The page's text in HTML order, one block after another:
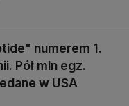
numerem 1.
Pół mln egz.
w USA